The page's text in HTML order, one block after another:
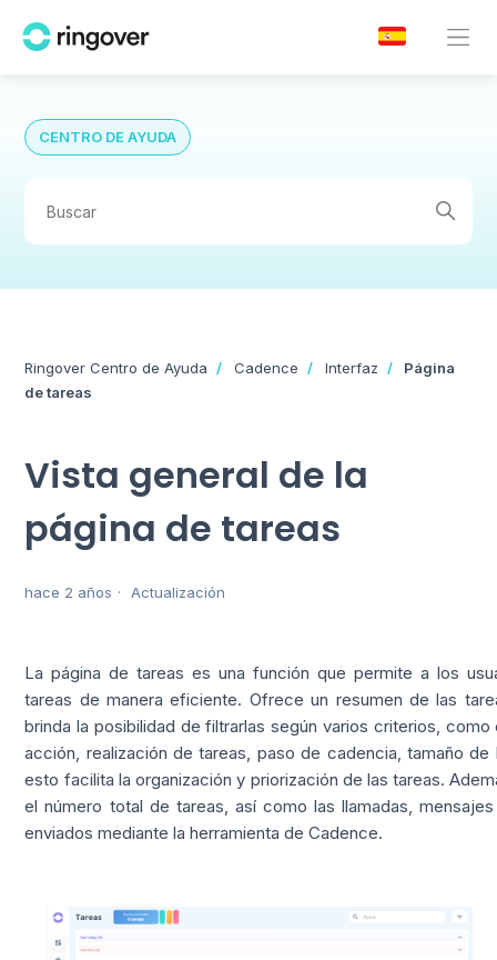
CENTRO DE AYUDA
Ringover Centro de Ayuda Cadence Interfaz
Página
de tareas
Vista general de la
página de tareas
hace 2 años Actualización
La página de tareas es una función que permite a los
tareas de manera eficiente. Ofrece un resumen de las
brinda la posibilidad de filtrarlas según varios criterios,
acción, realización de tareas, paso de cadencia, tamaño
esto facilita la organización y priorización de las tareas.
el número total de tareas, así como las llamadas,
enviados mediante la herramienta de Cadence.